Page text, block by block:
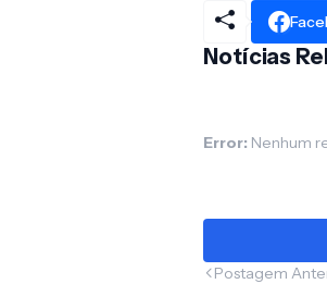
Notícias
Error: Nenhum
Postagem